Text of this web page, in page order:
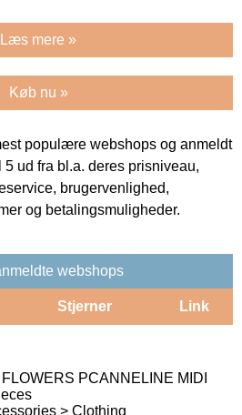
Læs mere »
Køb nu »
populære webshops og anmeldt
ud fra bl.a. deres prisniveau,
brugervenlighed,
og betalingsmuligheder.
webshops
Stjerner Link
PCANNELINE MIDI
> Clothing